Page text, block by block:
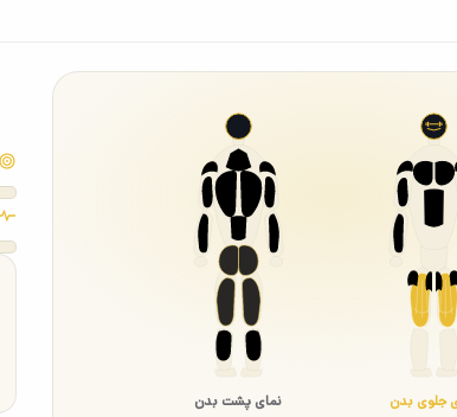
جلوی بدن نمای پشت بدن